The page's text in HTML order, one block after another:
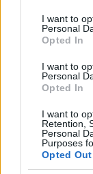
consent section.
I want to
Personal
Opted In
I want to
Personal
Opted In
I want to
Retention,
Personal
Purposes
Opted Out